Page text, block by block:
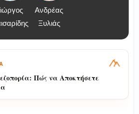
Ανδρέας
Ξυλιάς
Πώς να Αποκτήσετε